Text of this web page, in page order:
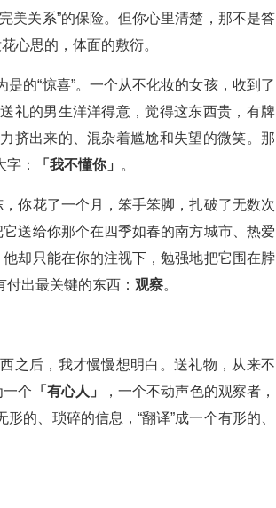
美关系”的保险。但你心里清楚，那不是答
心思的，体面的敷衍。
的“惊喜”。一个从不化妆的女孩，收到了
礼的男生洋洋得意，觉得这东西贵，有牌
挤出来的、混杂着尴尬和失望的微笑。那
：
「我不懂你」 。
你花了一个月，笨手笨脚，扎破了无数次
送给你那个在四季如春的南方城市、热爱
却只能在你的注视下，勉强地把它围在脖
出最关键的东西： 观察。
之后，我才慢慢想明白。送礼物，从来不
一个 「有心人」
，一个不动声色的观察者，
的、琐碎的信息，“翻译”成一个有形的、